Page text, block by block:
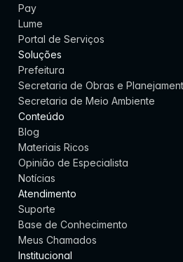
Pay
Lume
Portal de Serviços
Soluções
Prefeitura
Secretaria de Obras e
Secretaria de Meio Ambiente
Conteúdo
Blog
Materiais Ricos
Opinião de Especialista
Notícias
Atendimento
Suporte
Base de Conhecimento
Meus Chamados
Institucional